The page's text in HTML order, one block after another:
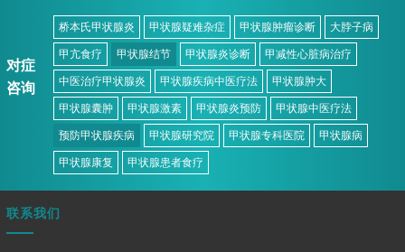
对症
咨询
桥本氏甲状腺炎 甲状腺疑难杂症 甲状腺肿瘤诊断 大脖子病
甲亢食疗 甲状腺结节 甲状腺炎诊断 甲减性心脏病治疗
中医治疗甲状腺炎 甲状腺疾病中医疗法 甲状腺肿大
甲状腺囊肿 甲状腺激素 甲状腺炎预防 甲状腺中医疗法
预防甲状腺疾病 甲状腺研究院 甲状腺专科医院 甲状腺病
甲状腺康复 甲状腺患者食疗
联系我们